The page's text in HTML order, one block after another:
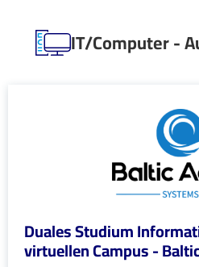
IT/Computer -
Duales Studium
virtuellen Campus -